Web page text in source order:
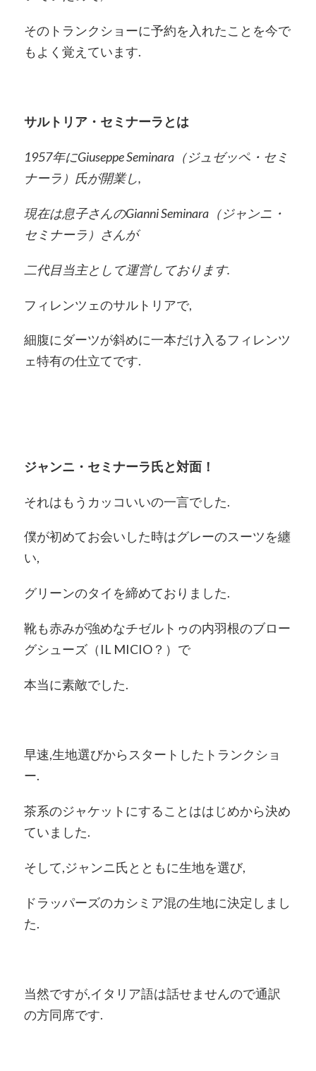
そのトランクショーに予約を入れたことを今で
もよく覚えています.
サルトリア・セミナーラとは
1957年にGiuseppe Seminara（ジュゼッペ・セミ
ナーラ）氏が開業し,
現在は息子さんのGianni Seminara（ジャンニ・
セミナーラ）さんが
二代目当主として運営しております.
フィレンツェのサルトリアで,
細腹にダーツが斜めに一本だけ入るフィレンツ
ェ特有の仕立てです.
ジャンニ・セミナーラ氏と対面！
それはもうカッコいいの一言でした.
僕が初めてお会いした時はグレーのスーツを纏
い,
グリーンのタイを締めておりました.
靴も赤みが強めなチゼルトゥの内羽根のブロー
グシューズ（IL MICIO？）で
本当に素敵でした.
早速,生地選びからスタートしたトランクショ
ー.
茶系のジャケットにすることははじめから決め
ていました.
そして,ジャンニ氏とともに生地を選び,
ドラッパーズのカシミア混の生地に決定しまし
た.
当然ですが,イタリア語は話せませんので通訳
の方同席です.